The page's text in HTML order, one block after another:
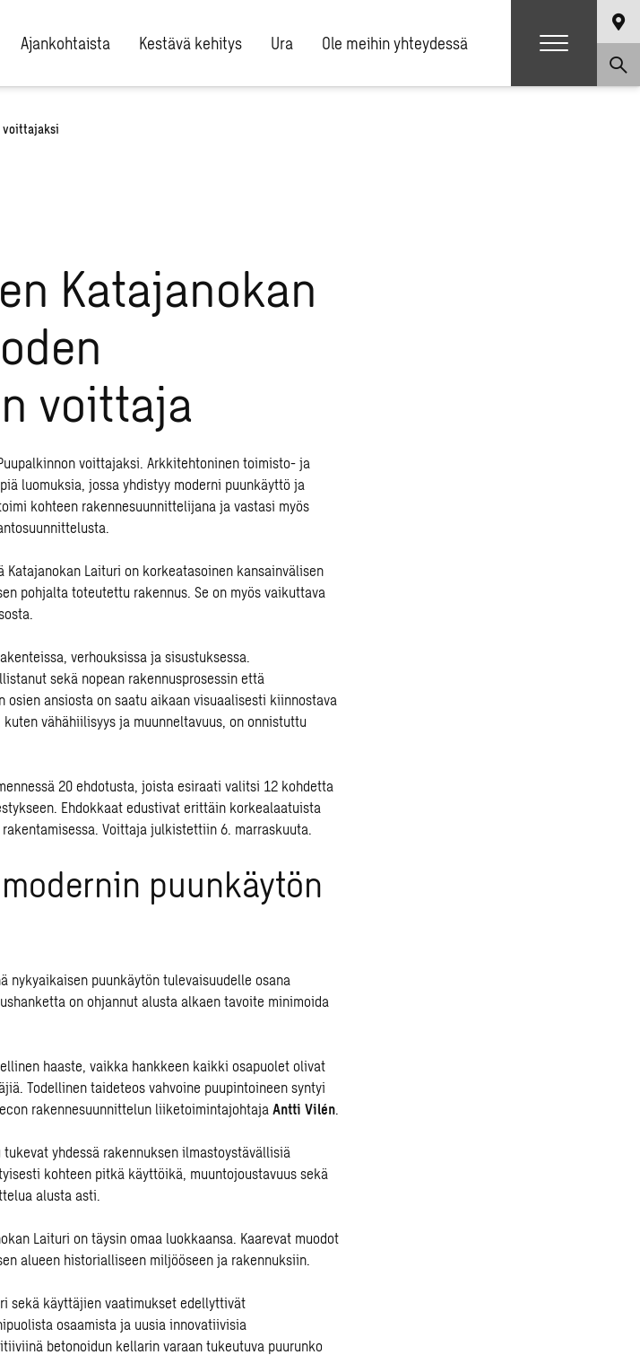
Ajankohtaista Kestävä kehitys Ura Ole meihin yhteydessä
voittajaksi
Katajanokan
voittaja
voittajaksi. Arkkitehtoninen toimisto- ja
luomuksia, jossa yhdistyy moderni puunkäyttö ja
kohteen rakennesuunnittelijana ja vastasi myös
Laituri on korkeatasoinen kansainvälisen
pohjalta toteutettu rakennus. Se on myös vaikuttava
verhouksissa ja sisustuksessa.
sekä nopean rakennusprosessin että
ansiosta on saatu aikaan visuaalisesti kiinnostava
vähähiilisyys ja muunneltavuus, on onnistuttu
20 ehdotusta, joista esiraati valitsi 12 kohdetta
Ehdokkaat edustivat erittäin korkealaatuista
Voittaja julkistettiin 6. marraskuuta.
puunkäytön
nykyaikaisen puunkäytön tulevaisuudelle osana
on ohjannut alusta alkaen tavoite minimoida
haaste, vaikka hankkeen kaikki osapuolet olivat
Todellinen taideteos vahvoine puupintoineen syntyi
rakennesuunnittelun liiketoimintajohtaja Antti Vilén.
yhdessä rakennuksen ilmastoystävällisiä
kohteen pitkä käyttöikä, muuntojoustavuus sekä
alusta asti.
Laituri on täysin omaa luokkaansa. Kaarevat muodot
alueen historialliseen miljööseen ja rakennuksiin.
sekä käyttäjien vaatimukset edellyttivät
osaamista ja uusia innovatiivisia
betonoidun kellarin varaan tukeutuva puurunko